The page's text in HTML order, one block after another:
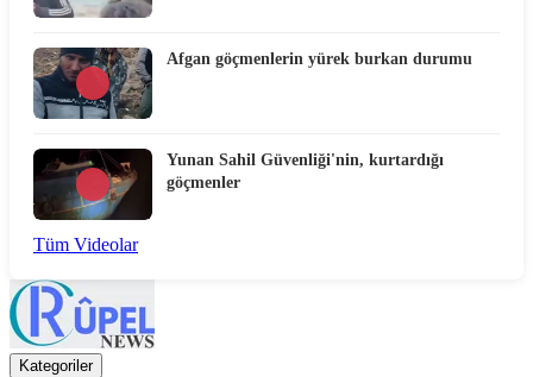
Afgan göçmenlerin yürek burkan durumu
Yunan Sahil Güvenliği'nin, kurtardığı
göçmenler
Tüm Videolar
Kategoriler